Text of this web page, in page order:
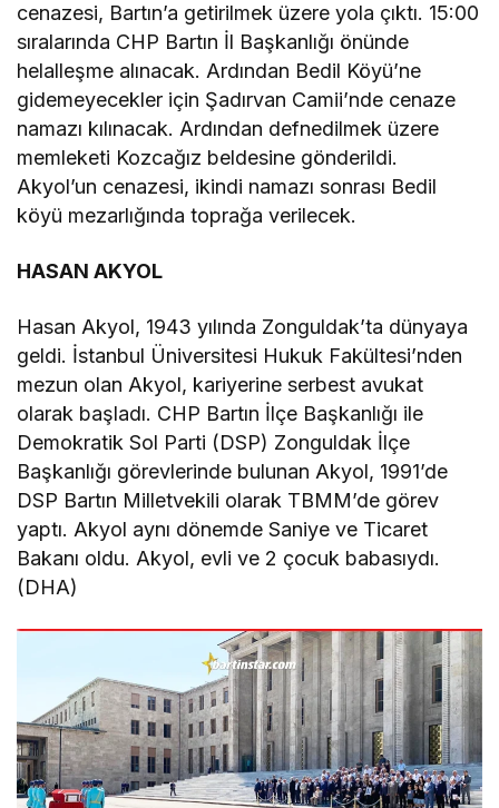
cenazesi, Bartın’a getirilmek üzere yola çıktı. 15:00
sıralarında CHP Bartın İl Başkanlığı önünde
helalleşme alınacak. Ardından Bedil Köyü’ne
gidemeyecekler için Şadırvan Camii’nde cenaze
namazı kılınacak. Ardından defnedilmek üzere
memleketi Kozcağız beldesine gönderildi.
Akyol’un cenazesi, ikindi namazı sonrası Bedil
köyü mezarlığında toprağa verilecek.
HASAN AKYOL
Hasan Akyol, 1943 yılında Zonguldak’ta dünyaya
geldi. İstanbul Üniversitesi Hukuk Fakültesi’nden
mezun olan Akyol, kariyerine serbest avukat
olarak başladı. CHP Bartın İlçe Başkanlığı ile
Demokratik Sol Parti (DSP) Zonguldak İlçe
Başkanlığı görevlerinde bulunan Akyol, 1991’de
DSP Bartın Milletvekili olarak TBMM’de görev
yaptı. Akyol aynı dönemde Saniye ve Ticaret
Bakanı oldu. Akyol, evli ve 2 çocuk babasıydı.
(DHA)